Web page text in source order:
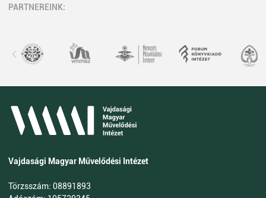
PARTNEREINK:
Vajdasági Magyar Művelődési Intézet
Törzsszám: 08891893